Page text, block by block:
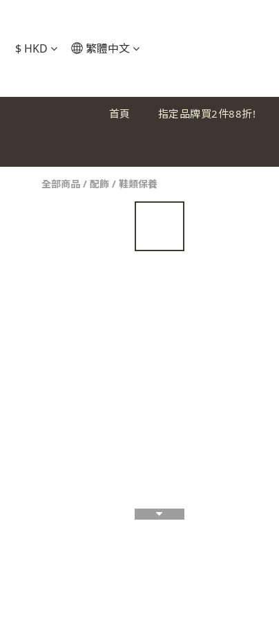
$ HKD 繁體中文
首頁 指定品牌買2件88折!
全部商品 / 配飾 / 鞋類保養